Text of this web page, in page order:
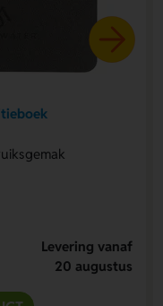
Levering vanaf
20 augustus